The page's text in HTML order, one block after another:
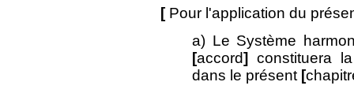
[ Pour l'application du
a) Le Système
[accord] constituera
dans le présent [